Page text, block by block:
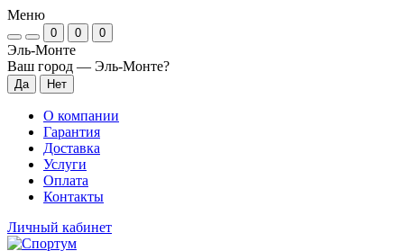
Меню
0 0 0
Эль-Монте
Ваш город — Эль-Монте?
О компании
Гарантия
Доставка
Услуги
Оплата
Контакты
Личный кабинет